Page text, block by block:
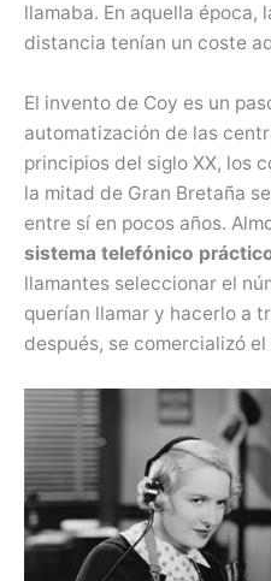
llamaba. En aquella época,
distancia tenían un coste
El invento de Coy es un
automatización de las
principios del siglo XX, los
la mitad de Gran Bretaña
entre sí en pocos años.
sistema telefónico
llamantes seleccionar el
querían llamar y hacerlo a
después, se comercializó